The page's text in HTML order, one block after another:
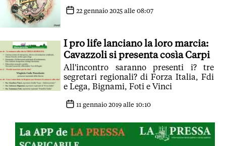
22 gennaio 2025 alle 08:07
I pro life lanciano la loro marcia:
Cavazzoli si presenta cosìa Carpi
All'incontro saranno presenti i? tre
segretari regionali? di Forza Italia, Fdi
e Lega, Bignami, Foti e Vinci
11 gennaio 2019 alle 10:10